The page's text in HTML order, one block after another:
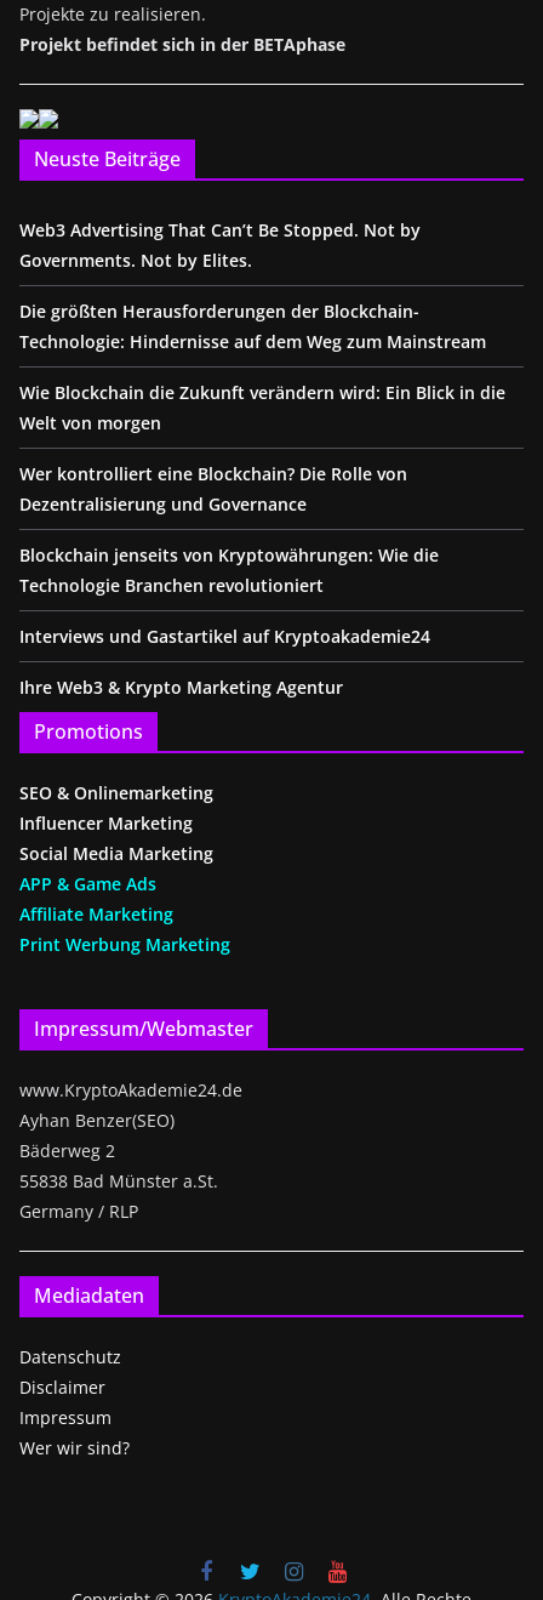
Projekte zu realisieren.
Projekt befindet sich in der BETAphase
Neuste Beiträge
Web3 Advertising That Can’t Be Stopped. Not by
Governments. Not by Elites.
Die größten Herausforderungen der Blockchain-
Technologie: Hindernisse auf dem Weg zum Mainstream
Wie Blockchain die Zukunft verändern wird: Ein Blick in die
Welt von morgen
Wer kontrolliert eine Blockchain? Die Rolle von
Dezentralisierung und Governance
Blockchain jenseits von Kryptowährungen: Wie die
Technologie Branchen revolutioniert
Interviews und Gastartikel auf Kryptoakademie24
Ihre Web3 & Krypto Marketing Agentur
Promotions
SEO & Onlinemarketing
Influencer Marketing
Social Media Marketing
APP & Game Ads
Affiliate Marketing
Print Werbung Marketing
Impressum/Webmaster
www.KryptoAkademie24.de
Ayhan Benzer(SEO)
Bäderweg 2
55838 Bad Münster a.St.
Germany / RLP
Mediadaten
Datenschutz
Disclaimer
Impressum
Wer wir sind?